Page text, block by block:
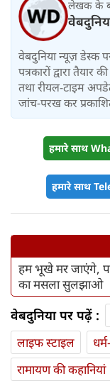
लेखक के
वेबदुनिया न्यूज़ डेस्क
पत्रकारों द्वारा तैयार
तथा रीयल-टाइम
जांच-परख कर
हमारे साथ
हमारे साथ
हम भूखे मर जाएंगे,
का मसला सुलझाओ
वेबदुनिया पर पढ़ें :
लाइफ स्‍टाइल
रामायण की कहानियां